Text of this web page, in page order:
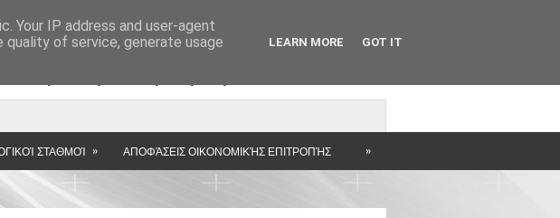
ΣΤΑΘΜΟΊ » ΑΠΟΦΆΣΕΙΣ ΟΙΚΟΝΟΜΙΚΉΣ ΕΠΙΤΡΟΠΉΣ »
Your IP address and user-agent
of service, generate usage
LEARN MORE GOT IT